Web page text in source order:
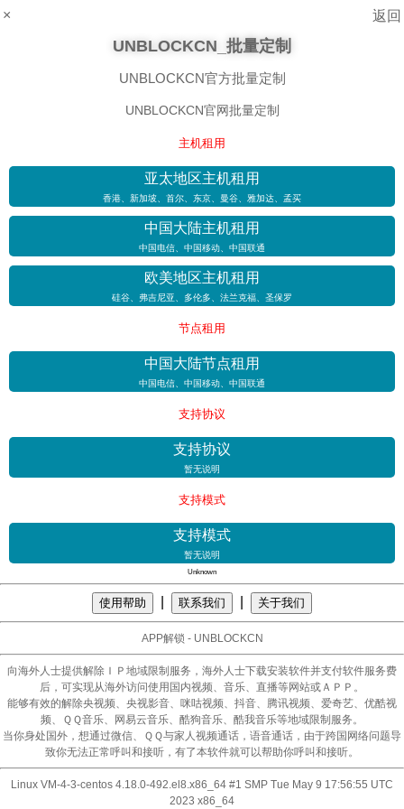
× 返回
UNBLOCKCN_批量定制
UNBLOCKCN官方批量定制
UNBLOCKCN官网批量定制
主机租用
亚太地区主机租用
香港、新加坡、首尔、东京、曼谷、雅加达、孟买
中国大陆主机租用
中国电信、中国移动、中国联通
欧美地区主机租用
硅谷、弗吉尼亚、多伦多、法兰克福、圣保罗
节点租用
中国大陆节点租用
中国电信、中国移动、中国联通
支持协议
支持协议
暂无说明
支持模式
支持模式
暂无说明
Unknown
使用帮助 联系我们 关于我们
APP解锁 - UNBLOCKCN
向海外人士提供解除ＩＰ地域限制服务，海外人士下载安装软件并支付软件服务费
后，可实现从海外访问使用国内视频、音乐、直播等网站或ＡＰＰ。
能够有效的解除央视频、央视影音、咪咕视频、抖音、腾讯视频、爱奇艺、优酷视
频、ＱＱ音乐、网易云音乐、酷狗音乐、酷我音乐等地域限制服务。
当你身处国外，想通过微信、ＱＱ与家人视频通话，语音通话，由于跨国网络问题导
致你无法正常呼叫和接听，有了本软件就可以帮助你呼叫和接听。
Linux VM-4-3-centos 4.18.0-492.el8.x86_64 #1 SMP Tue May 9 17:56:55 UTC
2023 x86_64